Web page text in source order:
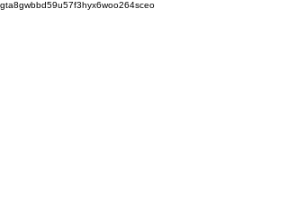
gta8gwbbd59u57f3hyx6woo264sceo